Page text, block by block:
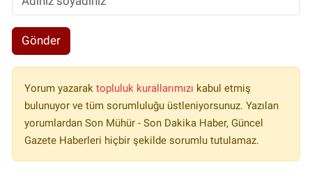
Gönder
Yorum yazarak topluluk kurallarımızı kabul etmiş
bulunuyor ve tüm sorumluluğu üstleniyorsunuz. Yazılan
yorumlardan Son Mühür - Son Dakika Haber, Güncel
Gazete Haberleri hiçbir şekilde sorumlu tutulamaz.